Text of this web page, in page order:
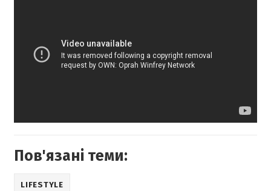
Пов'язані теми:
LIFESTYLE